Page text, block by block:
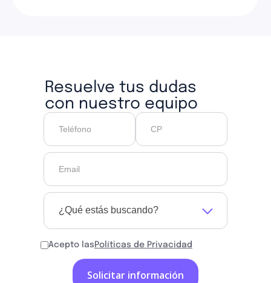
Resuelve tus dudas
con nuestro equipo
¿Qué estás buscando?
Acepto las Políticas de Privacidad